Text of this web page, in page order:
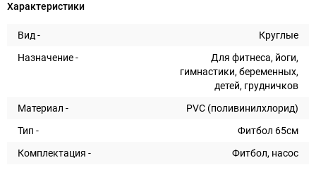
Характеристики
Вид -
Круглые
Назначение -
Для фитнеса, йоги,
гимнастики, беременных,
детей, грудничков
Материал -
PVC (поливинилхлорид)
Тип -
Фитбол 65см
Комплектация -
Фитбол, насос